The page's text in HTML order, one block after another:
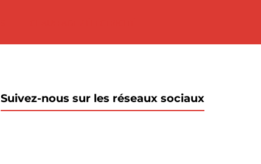
Suivez-nous sur les réseaux sociaux